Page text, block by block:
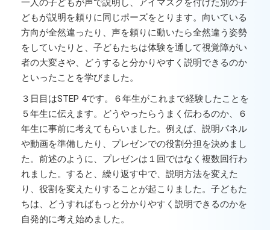
一人の子どもが声で説明し、アイマスクを付けた別の子
どもが説明を頼りに同じポーズをとります。向いている
方向が全然違ったり、声を頼りに動いたら全然違う姿勢
をしていたりと、子どもたちは体験を通して視覚障がい
者の大変さや、どうすると分かりやすく説明できるのか
といったことを学びました。
３日目はSTEP 4です。６年生がこれまで経験したことを
５年生に伝えます。どうやったらうまく伝わるのか、６
年生に事前に考えてもらいました。例えば、説明パネル
や動画を準備したり、プレゼンでの役割分担を決めまし
た。前述のように、プレゼンは１回ではなく複数回行わ
れました。すると、繰り返す中で、説明方法を変えた
り、役割を変えたりすることが起こりました。子どもた
ちは、どうすればもっと分かりやすく説明できるのかを
自発的に考え始めました。